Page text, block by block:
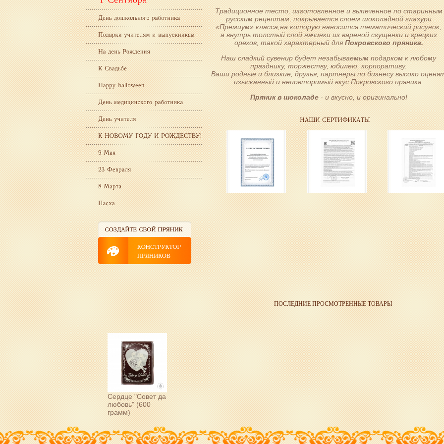
Традиционное тесто, изготовленное и выпеченное по старинным
русским рецептам, покрывается слоем шоколадной глазури
«Премиум» класса,на которую наносится тематический рисунок,
а внутрь толстый слой начинки из вареной сгущенки и грецких
орехов, такой характерный дляПокровского пряника.
Наш сладкий сувенир будет незабываемым подарком к любому
празднику, торжеству, юбилею, корпоративу.
Ваши родные и близкие, друзья, партнеры по бизнесу высоко
изысканный и неповторимый вкус Покровского пряника.
Пряник в шоколаде- и вкусно, и оригинально!
ПОСЛЕДНИЕ ПРОСМОТРЕННЫЕ ТОВАРЫ
Сердце "Совет да
любовь" (600
грамм)